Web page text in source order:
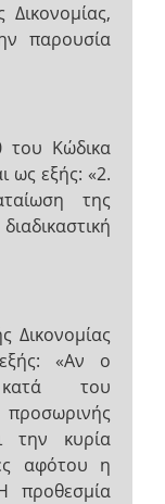
παρουσία
Κώδικα
ως εξής: «2.
της
Δικονομίας
«Αν ο
του
την κυρία
αφότου η
προθεσμία